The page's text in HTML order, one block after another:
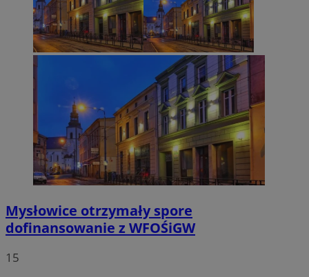
Mysłowice otrzymały spore
dofinansowanie z WFOŚiGW
15